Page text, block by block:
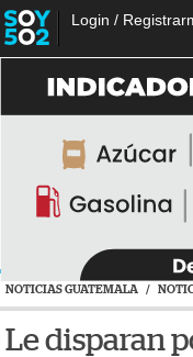
Login /
NOTICIAS GUATEMALA /
Le disparan